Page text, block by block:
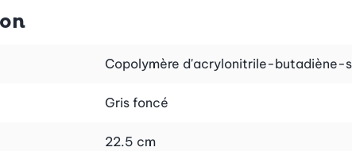
au lave-vaisselle, ce qui rend son nettoyage
sa place, même dans les petites cuisines.
Vous évitez ainsi les odeurs désagréables et
Copolymère d'acrylonitrile-butadiène-
Gris foncé
22.5 cm